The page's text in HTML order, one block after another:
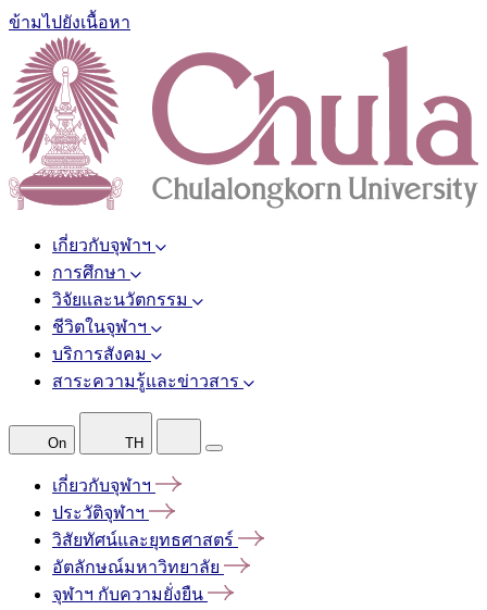
ข้ามไปยังเนื้อหา
เกี่ยวกับจุฬาฯ
การศึกษา
วิจัยและนวัตกรรม
ชีวิตในจุฬาฯ
บริการสังคม
สาระความรู้และข่าวสาร
On TH
เกี่ยวกับจุฬาฯ
ประวัติจุฬาฯ
วิสัยทัศน์และยุทธศาสตร์
อัตลักษณ์มหาวิทยาลัย
จุฬาฯ กับความยั่งยืน